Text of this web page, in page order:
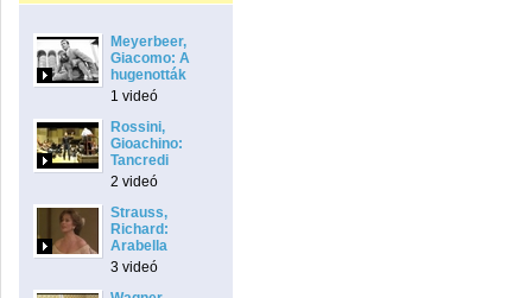
Meyerbeer,
Giacomo: A
hugenották
1 videó
Rossini,
Gioachino:
Tancredi
2 videó
Strauss,
Richard:
Arabella
3 videó